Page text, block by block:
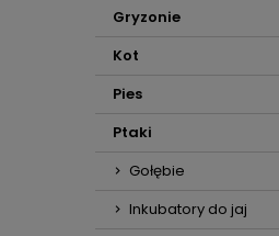
Gryzonie
Kot
Pies
Ptaki
Gołębie
Inkubatory do jaj